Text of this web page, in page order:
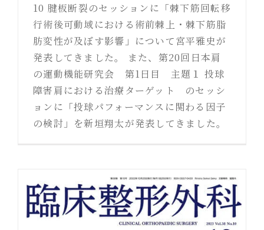
10 腱板断裂のセッションに「棘下筋回転移
行術後可動域における術前棘上・棘下筋脂
肪変性が及ぼす影響」について宮平雅史が
発表してきました。 また、第20回日本肩
の運動機能研究会 第1日目 主題１ 投球
障害肩における治療ターゲット のセッシ
ョンに「投球パフォーマンスに関わる因子
の検討」を新垣翔太が発表してきました。